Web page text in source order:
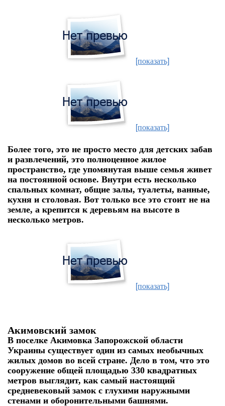
[показать]
[показать]
Более того, это не просто место для детских забав
и развлечений, это полноценное жилое
пространство, где упомянутая выше семья живет
на постоянной основе. Внутри есть несколько
спальных комнат, общие залы, туалеты, ванные,
кухня и столовая. Вот только все это стоит не на
земле, а крепится к деревьям на высоте в
несколько метров.
[показать]
Акимовский замок
В поселке Акимовка Запорожской области
Украины существует один из самых необычных
жилых домов во всей стране. Дело в том, что это
сооружение общей площадью 330 квадратных
метров выглядит, как самый настоящий
средневековый замок с глухими наружными
стенами и оборонительными башнями.